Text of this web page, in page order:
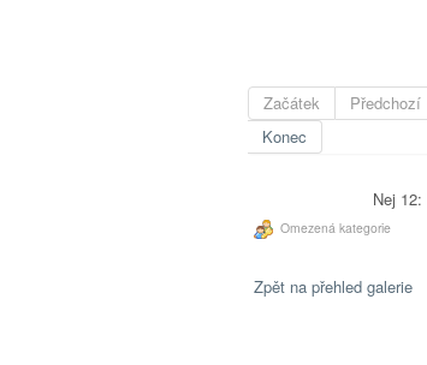
Začátek Předchozí
Konec
Nej 12:
Omezená kategorie
Zpět na přehled galerie